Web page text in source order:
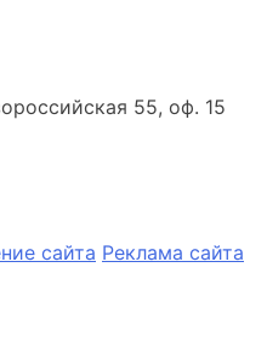
55, оф. 15
сайта Реклама сайта